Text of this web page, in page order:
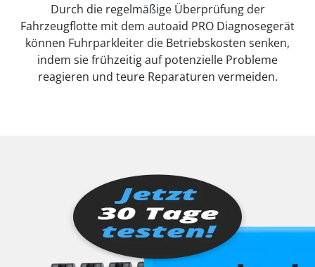
Durch die regelmäßige Überprüfung der
Fahrzeugflotte mit dem autoaid PRO Diagnosegerät
können Fuhrparkleiter die Betriebskosten senken,
indem sie frühzeitig auf potenzielle Probleme
reagieren und teure Reparaturen vermeiden.